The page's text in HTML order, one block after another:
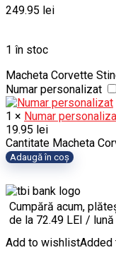
249.95 lei
1 în stoc
Macheta Corvette
Numar personalizat
1 × Numar
19.95 lei
Cantitate Macheta
Adaugă în coș
Cumpără acum,
de la 72.49 LEI / lună
Add to wishlist